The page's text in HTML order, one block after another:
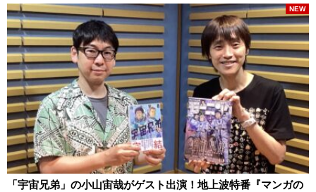
「宇宙兄弟」の小山宙哉がゲスト出演！地上波特番『マンガの
NEW